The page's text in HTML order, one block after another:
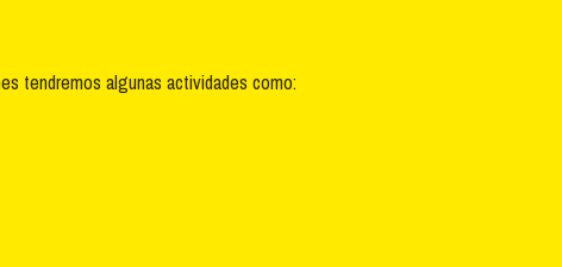
tendremos algunas actividades como: